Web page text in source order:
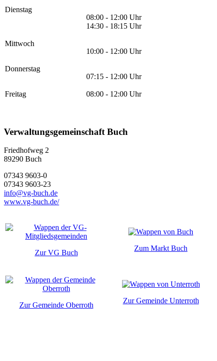
Dienstag
08:00 - 12:00 Uhr
14:30 - 18:15 Uhr
Mittwoch
10:00 - 12:00 Uhr
Donnerstag
07:15 - 12:00 Uhr
Freitag 08:00 - 12:00 Uhr
Verwaltungsgemeinschaft Buch
Friedhofweg 2
89290 Buch
07343 9603-0
07343 9603-23
info@vg-buch.de
www.vg-buch.de/
Zur VG Buch
Zum Markt Buch
Zur Gemeinde Oberroth
Zur Gemeinde Unterroth